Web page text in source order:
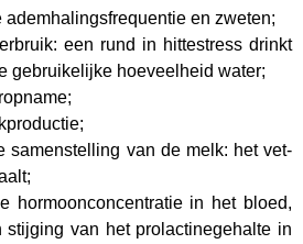
ademhalingsfrequentie en zweten;
een rund in hittestress drinkt
gebruikelijke hoeveelheid water;
samenstelling van de melk: het vet-
hormoonconcentratie in het bloed,
stijging van het prolactinegehalte in